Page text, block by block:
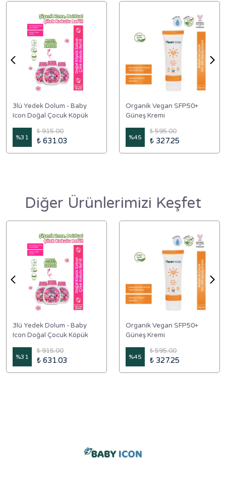
3lü Yedek Dolum - Baby
Icon Doğal Çocuk Köpük
%31
₺ 915.00
₺ 631.03
Organik Vegan SFP50+
Güneş Kremi
%45
₺ 595.00
₺ 327.25
Diğer Ürünlerimizi Keşfet
3lü Yedek Dolum - Baby
Icon Doğal Çocuk Köpük
%31
₺ 915.00
₺ 631.03
Organik Vegan SFP50+
Güneş Kremi
%45
₺ 595.00
₺ 327.25